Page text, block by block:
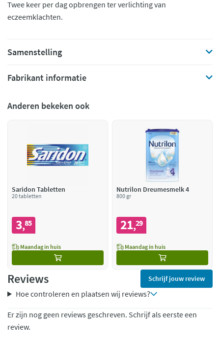
Twee keer per dag opbrengen ter verlichting van
eczeemklachten.
Samenstelling
Fabrikant informatie
Anderen bekeken ook
Saridon Tabletten
20 tabletten
3,85
Maandag in huis
Nutrilon Dreumesmelk 4
800 gr
21,29
Maandag in huis
Reviews Schrijf jouw review
Hoe controleren en plaatsen wij reviews?
Er zijn nog geen reviews geschreven. Schrijf als eerste een
review.